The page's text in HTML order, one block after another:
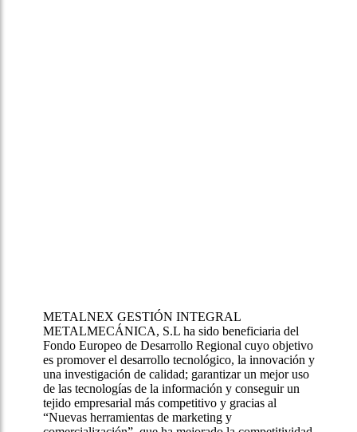
METALNEX GESTIÓN INTEGRAL
METALMECÁNICA, S.L ha sido beneficiaria del
Fondo Europeo de Desarrollo Regional cuyo objetivo
es promover el desarrollo tecnológico, la innovación y
una investigación de calidad; garantizar un mejor uso
de las tecnologías de la información y conseguir un
tejido empresarial más competitivo y gracias al
“Nuevas herramientas de marketing y